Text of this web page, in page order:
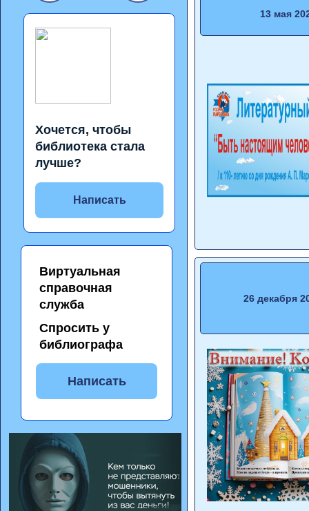
Хочется, чтобы
библиотека стала
лучше?
Написать
Виртуальная
справочная
служба
Спросить у
библиографа
Написать
13 мая
26 декабря